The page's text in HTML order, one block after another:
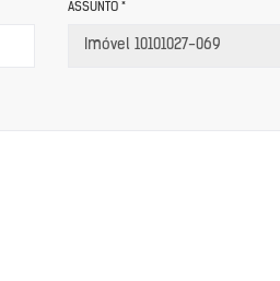
ASSUNTO *